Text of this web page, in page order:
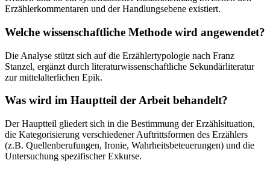
Erzählerkommentaren und der Handlungsebene existiert.
Welche wissenschaftliche Methode wird angewendet?
Die Analyse stützt sich auf die Erzählertypologie nach Franz
Stanzel, ergänzt durch literaturwissenschaftliche Sekundärliteratur
zur mittelalterlichen Epik.
Was wird im Hauptteil der Arbeit behandelt?
Der Hauptteil gliedert sich in die Bestimmung der Erzählsituation,
die Kategorisierung verschiedener Auftrittsformen des Erzählers
(z.B. Quellenberufungen, Ironie, Wahrheitsbeteuerungen) und die
Untersuchung spezifischer Exkurse.